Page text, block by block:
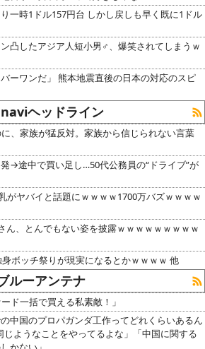
一時1ドル157円台 しかし戻しも早く既に1ドル
凸したアジア人短小男♂、爆笑されてしまうｗ
ーワンだ」 熊本地震直後の日本の対応のスピ
ヘッドライン
、家族が猛反対。家族から信じられない言葉
→途中で買い足し…50代公務員の“ドライブ”が
がヤバイと話題にｗｗｗｗ1700万バズｗｗｗｗ
ん、とんでもない姿を披露ｗｗｗｗｗｗｗｗｗ
身ボッチ祭りが現実になるとかｗｗｗｗ 他
ルーアンテナ
ド一括で買える私素敵！」
中国のプロパガンダ工作ってどれくらいあるん
ようなことをやってるよな」「中国に関する